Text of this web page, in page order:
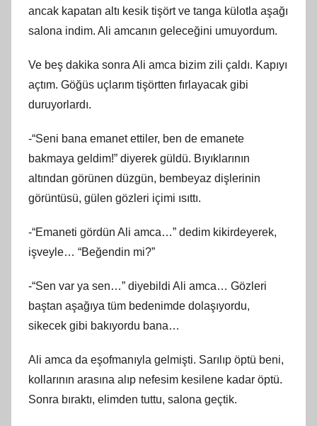
ancak kapatan altı kesik tişört ve tanga külotla aşağı
salona indim. Ali amcanın geleceğini umuyordum.
Ve beş dakika sonra Ali amca bizim zili çaldı. Kapıyı
açtım. Göğüs uçlarım tişörtten fırlayacak gibi
duruyorlardı.
-“Seni bana emanet ettiler, ben de emanete
bakmaya geldim!” diyerek güldü. Bıyıklarının
altından görünen düzgün, bembeyaz dişlerinin
görüntüsü, gülen gözleri içimi ısıttı.
-“Emaneti gördün Ali amca…” dedim kikirdeyerek,
işveyle… “Beğendin mi?”
-“Sen var ya sen…” diyebildi Ali amca… Gözleri
baştan aşağıya tüm bedenimde dolaşıyordu,
sikecek gibi bakıyordu bana…
Ali amca da eşofmanıyla gelmişti. Sarılıp öptü beni,
kollarının arasına alıp nefesim kesilene kadar öptü.
Sonra bıraktı, elimden tuttu, salona geçtik.